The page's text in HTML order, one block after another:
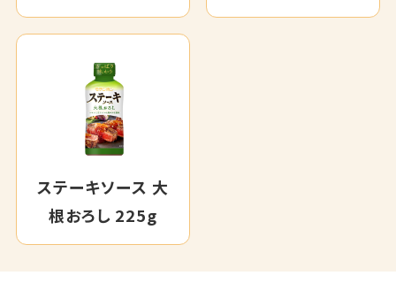
ステーキソース 大
根おろし 225g